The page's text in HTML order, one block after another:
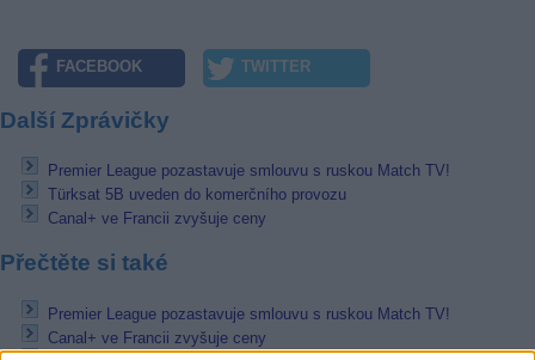
FACEBOOK TWITTER
Další Zprávičky
Premier League pozastavuje smlouvu s ruskou Match TV!
Türksat 5B uveden do komerčního provozu
Canal+ ve Francii zvyšuje ceny
Přečtěte si také
Premier League pozastavuje smlouvu s ruskou Match TV!
Canal+ ve Francii zvyšuje ceny